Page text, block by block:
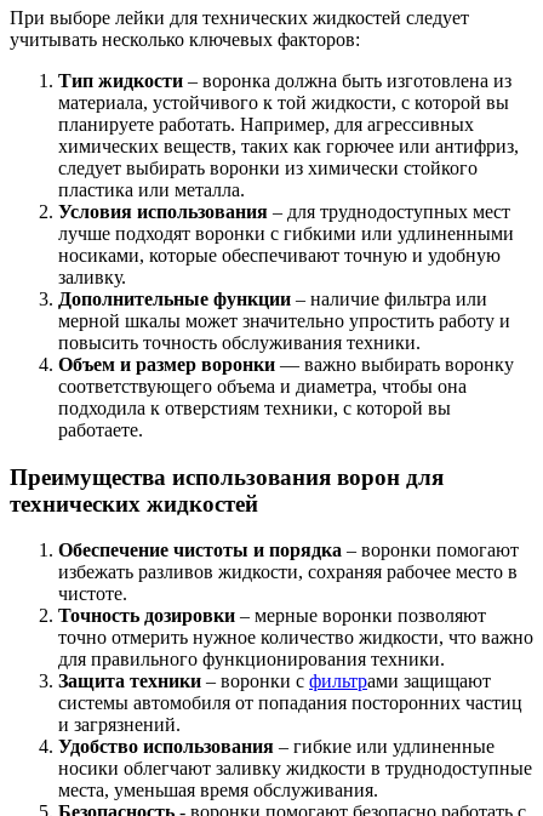
При выборе лейки для технических жидкостей следует
учитывать несколько ключевых факторов:
Тип жидкости – воронка должна быть изготовлена ​​из
материала, устойчивого к той жидкости, с которой вы
планируете работать. Например, для агрессивных
химических веществ, таких как горючее или антифриз,
следует выбирать воронки из химически стойкого
пластика или металла.
Условия использования – для труднодоступных мест
лучше подходят воронки с гибкими или удлиненными
носиками, которые обеспечивают точную и удобную
заливку.
Дополнительные функции – наличие фильтра или
мерной шкалы может значительно упростить работу и
повысить точность обслуживания техники.
Объем и размер воронки — важно выбирать воронку
соответствующего объема и диаметра, чтобы она
подходила к отверстиям техники, с которой вы
работаете.
Преимущества использования ворон для
технических жидкостей
Обеспечение чистоты и порядка – воронки помогают
избежать разливов жидкости, сохраняя рабочее место в
чистоте.
Точность дозировки – мерные воронки позволяют
точно отмерить нужное количество жидкости, что важно
для правильного функционирования техники.
Защита техники – воронки с фильтрами защищают
системы автомобиля от попадания посторонних частиц
и загрязнений.
Удобство использования – гибкие или удлиненные
носики облегчают заливку жидкости в труднодоступные
места, уменьшая время обслуживания.